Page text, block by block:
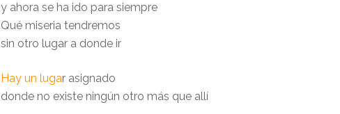
y ahora se ha ido para siempre
Qué miseria tendremos
sin otro lugar a donde ir
Hay un lugar asignado
donde no existe ningún otro más que allí